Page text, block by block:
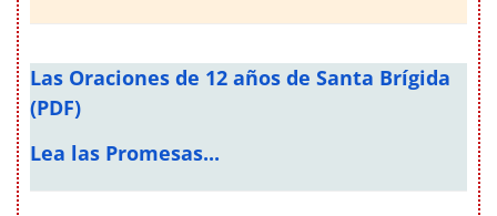
Las Oraciones de 12 años de Santa Brígida
(PDF)
Lea las Promesas...